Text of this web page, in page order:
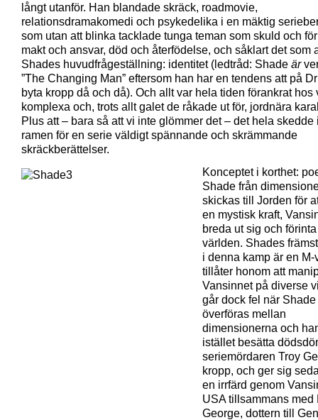
långt utanför. Han blandade skräck, roadmovie,
relationsdramakomedi och psykedelika i en mäktig
som utan att blinka tacklade tunga teman som skuld och
makt och ansvar, död och återfödelse, och såklart det som
Shades huvudfrågeställning: identitet (ledtråd: Shade är
”The Changing Man” eftersom han har en tendens att på
byta kropp då och då). Och allt var hela tiden förankrat hos
komplexa och, trots allt galet de råkade ut för, jordnära
Plus att – bara så att vi inte glömmer det – det hela skedde
ramen för en serie väldigt spännande och skrämmande
skräckberättelser.
Konceptet i korthet:
Shade från
skickas till Jorden för
en mystisk kraft,
breda ut sig och
världen. Shades
i denna kamp är en M-
tillåter honom att
Vansinnet på diverse
går dock fel när Shade
överföras mellan
dimensionerna och
istället besätta
seriemördaren Troy
kropp, och ger sig
en irrfärd genom
USA tillsammans med
George, dottern till